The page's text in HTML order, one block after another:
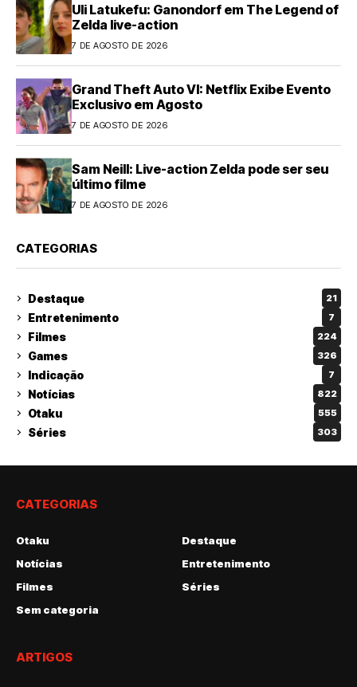
Uli Latukefu: Ganondorf em The Legend of
Zelda live-action
7 DE AGOSTO DE 2026
Grand Theft Auto VI: Netflix Exibe Evento
Exclusivo em Agosto
7 DE AGOSTO DE 2026
Sam Neill: Live-action Zelda pode ser seu
último filme
7 DE AGOSTO DE 2026
CATEGORIAS
Destaque 21
Entretenimento 7
Filmes 224
Games 326
Indicação 7
Notícias 822
Otaku 555
Séries 303
CATEGORIAS
Otaku
Destaque
Notícias
Entretenimento
Filmes
Séries
Sem categoria
ARTIGOS